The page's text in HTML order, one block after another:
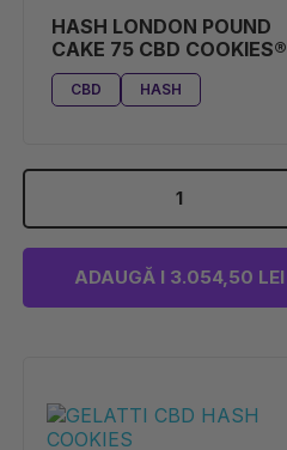
HASH LONDON POUND
CAKE 75 CBD COOKIES®
(100G)
CBD HASH
1
ADAUGĂ I 3.054,50 LEI